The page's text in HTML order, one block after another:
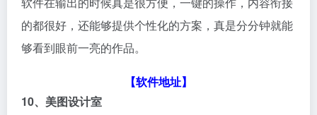
的都很好，还能够提供个性化的方案，真是分分钟就能
够看到眼前一亮的作品。
【软件地址】
10、美图设计室